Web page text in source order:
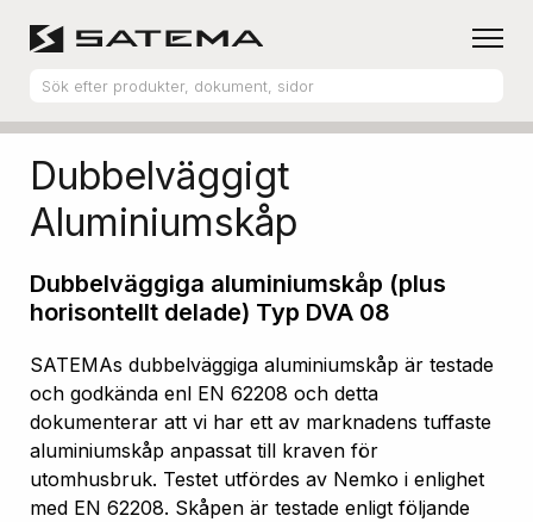
Produktsortiment Aluminiumskåp
Dubbelväggigt
Aluminiumskåp
Dubbelväggiga aluminiumskåp (plus
horisontellt delade) Typ DVA 08
SATEMAs dubbelväggiga aluminiumskåp är testade
och godkända enl EN 62208 och detta
dokumenterar att vi har ett av marknadens tuffaste
aluminiumskåp anpassat till kraven för
utomhusbruk. Testet utfördes av Nemko i enlighet
med EN 62208. Skåpen är testade enligt följande